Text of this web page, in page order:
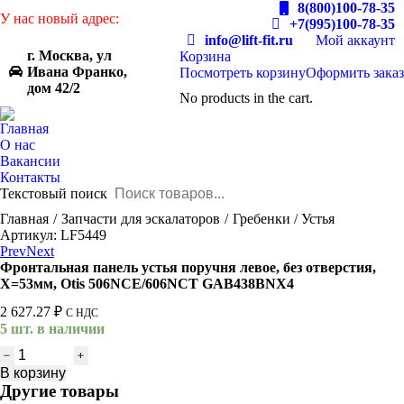
У нас новый адрес:
г. Москва, ул
Ивана Франко,
дом 42/2
8(800)100-78-35
+7(995)100-78-35
info@lift-fit.ru
Мой аккаунт
Корзина
Посмотреть корзинуОформить заказ
No products in the cart.
Главная
О нас
Вакансии
Контакты
Текстовый поиск
You are here:
Главная Запчасти для эскалаторов
Гребенки / Устья
Артикул: LF5449
PrevNext
Фронтальная панель устья поручня левое, без отверстия,
Х=53мм, Otis 506NCE/606NCT GAB438BNX4
2 627.27 ₽ С НДС
5 шт. в наличии
Количество
товара
Фронтальная
В корзину
Другие товары